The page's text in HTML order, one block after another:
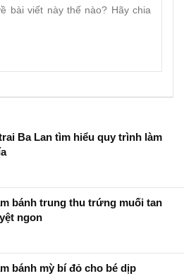
Ba Lan tìm hiểu quy trình làm
bánh trung thu trứng muối tan
ngon
bánh mỳ bí đỏ cho bé dịp